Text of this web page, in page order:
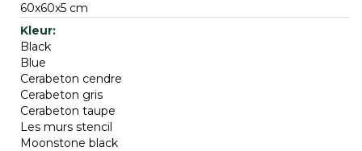
60x60x5 cm
Black
Blue
Cerabeton cendre
Cerabeton gris
Cerabeton taupe
Les murs stencil
Moonstone black